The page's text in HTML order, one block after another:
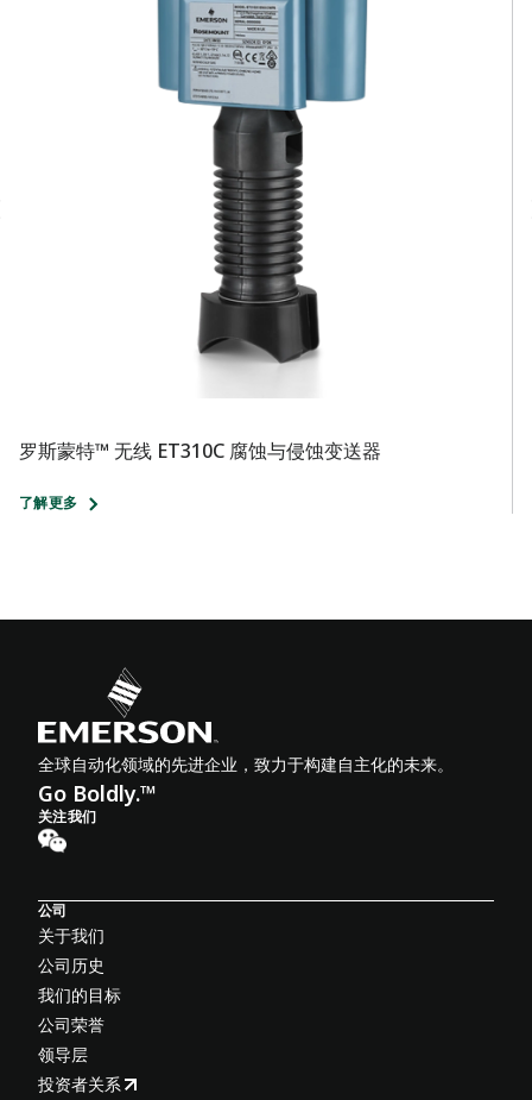
罗斯蒙特™ 无线 ET310C 腐蚀与侵蚀变送器
了解更多
全球自动化领域的先进企业，致力于构建自主化的未来。
Go Boldly.™
关注我们
公司
关于我们
公司历史
我们的目标
公司荣誉
领导层
投资者关系